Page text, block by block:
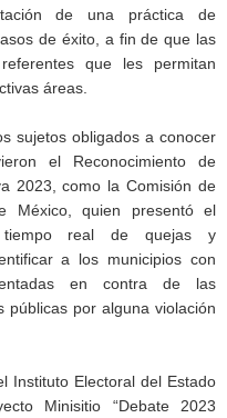
de una práctica de
de éxito, a fin de que las
que les permitan
áreas.
sujetos obligados a conocer
el Reconocimiento de
2023, como la Comisión de
México, quien presentó el
tiempo real de quejas y
a los municipios con
en contra de las
públicas por alguna violación
Instituto Electoral del Estado
Minisitio “Debate 2023